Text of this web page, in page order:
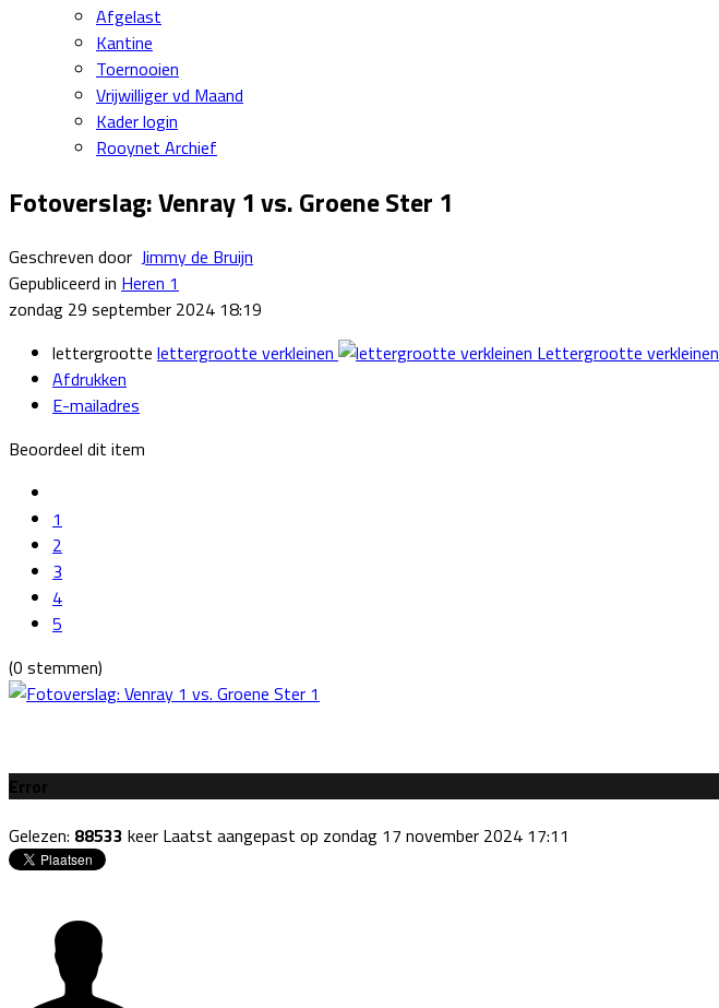
Afgelast
Kantine
Toernooien
Vrijwilliger vd Maand
Kader login
Rooynet Archief
Fotoverslag: Venray 1 vs. Groene Ster 1
Geschreven door Jimmy de Bruijn
Gepubliceerd in Heren 1
zondag 29 september 2024 18:19
lettergrootte lettergrootte verkleinen
Lettergrootte verkleinen
Afdrukken
E-mailadres
Beoordeel dit item
1
2
3
4
5
(0 stemmen)
Error
Gelezen: 88533 keer Laatst aangepast op zondag 17 november 2024 17:11